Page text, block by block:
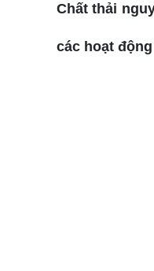
Chất thải
các hoạt